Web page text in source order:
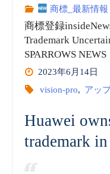
録
Huawei
Sold
商標_最新情報
商標登録
Trademark
SPARROWS NEWS
2023年6月14日
vision-pro, アッ
Huawei
trademark